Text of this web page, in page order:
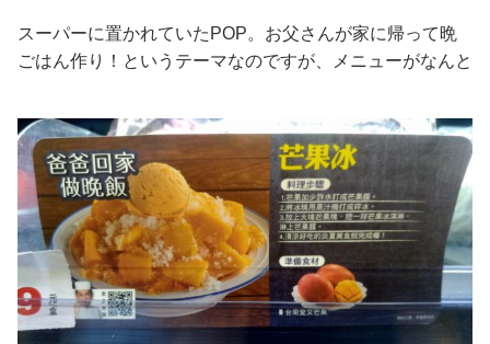
スーパーに置かれていたPOP。お父さんが家に帰って晩
ごはん作り！というテーマなのですが、メニューがなんと